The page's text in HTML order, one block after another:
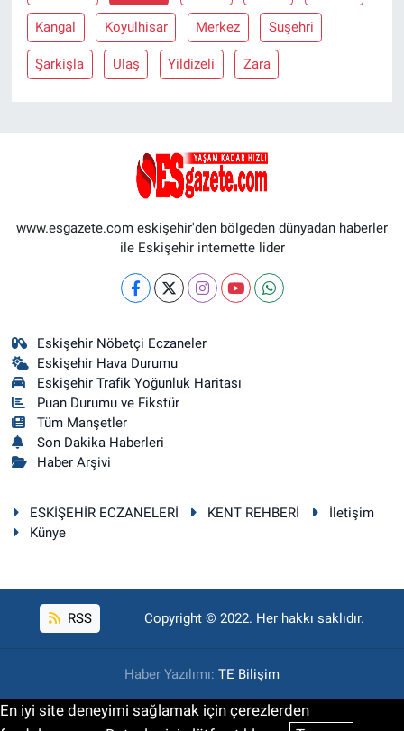
Kangal Koyulhisar Merkez Suşehri
Şarkişla Ulaş Yildizeli Zara
www.esgazete.com eskişehir'den bölgeden dünyadan haberler
ile Eskişehir internette lider
Eskişehir Nöbetçi Eczaneler
Eskişehir Hava Durumu
Eskişehir Trafik Yoğunluk Haritası
Puan Durumu ve Fikstür
Tüm Manşetler
Son Dakika Haberleri
Haber Arşivi
ESKİŞEHİR ECZANELERİ KENT REHBERİ
İletişim
Künye
RSS Copyright © 2022. Her hakkı saklıdır.
Haber Yazılımı: TE Bilişim
En iyi site deneyimi sağlamak için çerezlerden